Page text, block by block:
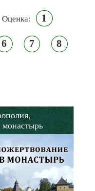
Оценка: 1
6 7 8